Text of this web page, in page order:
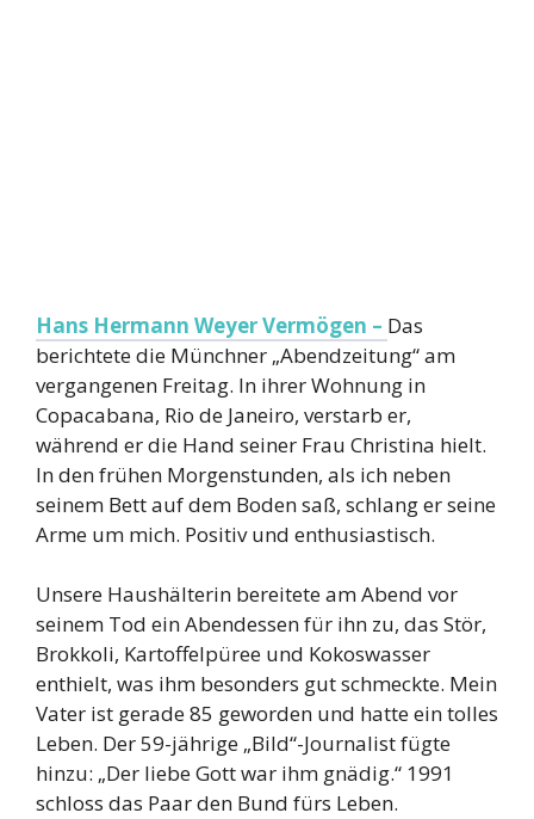
Hans Hermann Weyer Vermögen – Das
berichtete die Münchner „Abendzeitung“ am
vergangenen Freitag. In ihrer Wohnung in
Copacabana, Rio de Janeiro, verstarb er,
während er die Hand seiner Frau Christina hielt.
In den frühen Morgenstunden, als ich neben
seinem Bett auf dem Boden saß, schlang er seine
Arme um mich. Positiv und enthusiastisch.
Unsere Haushälterin bereitete am Abend vor
seinem Tod ein Abendessen für ihn zu, das Stör,
Brokkoli, Kartoffelpüree und Kokoswasser
enthielt, was ihm besonders gut schmeckte. Mein
Vater ist gerade 85 geworden und hatte ein tolles
Leben. Der 59-jährige „Bild“-Journalist fügte
hinzu: „Der liebe Gott war ihm gnädig.“ 1991
schloss das Paar den Bund fürs Leben.